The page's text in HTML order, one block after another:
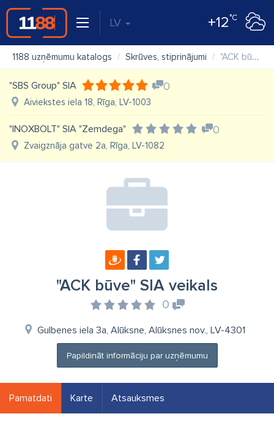
LV +12°C
1188 uzņēmumu katalogs Skrūves, stiprinājumi "ACK būve" SIA veikals
"SBS Group" SIA 0
Aiviekstes iela 18, Rīga, LV-1003
"INOXBOLT" SIA "Zemdega" 0
Zvaigznāja gatve 2a, Rīga, LV-1082
"ACK būve" SIA veikals
0
Gulbenes iela 3a, Alūksne, Alūksnes nov., LV-4301
Papildināt informāciju par uzņēmumu
Pamatdati Karte Atsauksmes